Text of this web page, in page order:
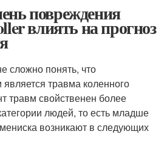
повреждения
влиять на прогноз
сложно понять, что
травма коленного
травм свойственен более
людей, то есть младше
возникают в следующих